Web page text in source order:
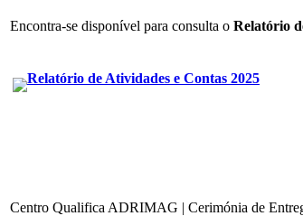
Encontra-se disponível para consulta o Relatório
Relatório de Atividades e Contas 2025
Centro Qualifica ADRIMAG | Cerimónia de